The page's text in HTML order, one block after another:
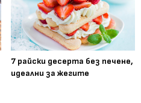
7 райски десерта без печене,
идеални за жегите